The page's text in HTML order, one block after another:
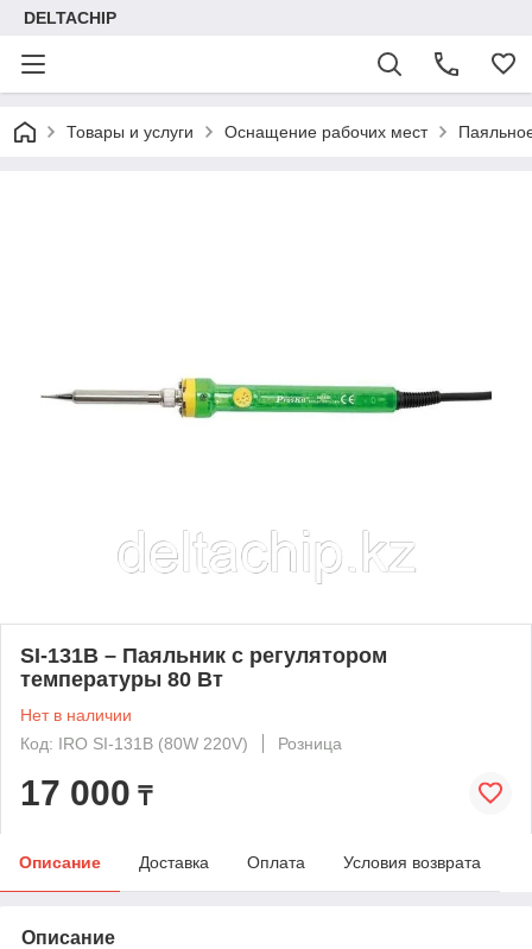
DELTACHIP
Товары и услуги Оснащение рабочих мест
SI-131B – Паяльник с регулятором
температуры 80 Вт
Нет в наличии
Код: IRO SI-131B (80W 220V)
Розница
17 000 ₸
Описание Доставка Оплата Условия возврата
Описание